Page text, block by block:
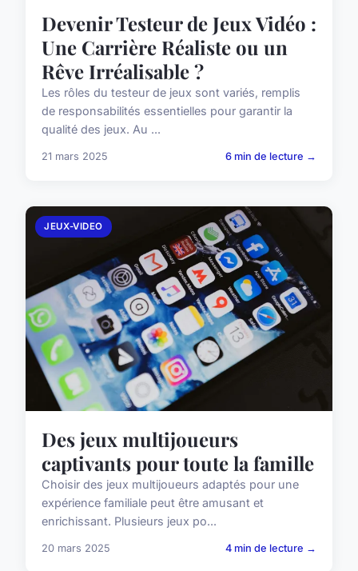
Devenir Testeur de Jeux Vidéo :
Une Carrière Réaliste ou un
Rêve Irréalisable ?
Les rôles du testeur de jeux sont variés, remplis
de responsabilités essentielles pour garantir la
qualité des jeux. Au ...
21 mars 2025 6 min de lecture →
JEUX-VIDEO
Des jeux multijoueurs
captivants pour toute la famille
Choisir des jeux multijoueurs adaptés pour une
expérience familiale peut être amusant et
enrichissant. Plusieurs jeux po...
20 mars 2025 4 min de lecture →